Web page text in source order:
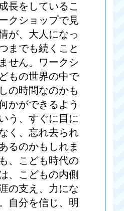
長をしているこ
クショップで見
が、大人になっ
までも続くこと
せん。ワークシ
もの世界の中で
の時間なのかも
かができるよう
う、すぐに目に
く、忘れ去られ
るのかもしれま
、こども時代の
、こどもの内側
の支え、力にな
自分を信じ、明